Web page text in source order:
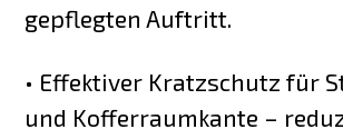
gepflegten Auftritt.
• Effektiver Kratzschutz für
und Kofferraumkante –